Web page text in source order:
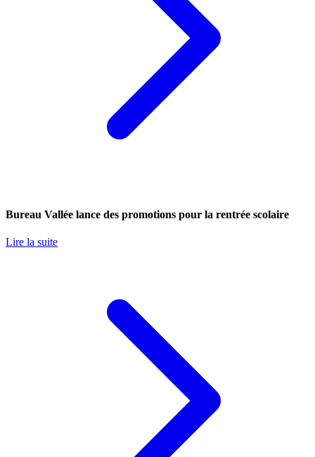
Bureau Vallée lance des promotions pour la rentrée scolaire
Lire la suite